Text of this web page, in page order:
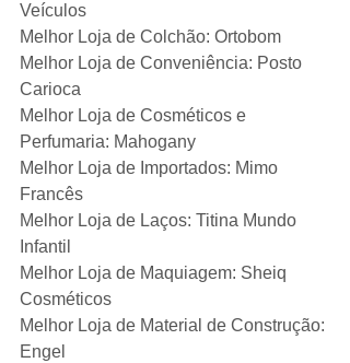
Veículos
Melhor Loja de Colchão: Ortobom
Melhor Loja de Conveniência: Posto
Carioca
Melhor Loja de Cosméticos e
Perfumaria: Mahogany
Melhor Loja de Importados: Mimo
Francês
Melhor Loja de Laços: Titina Mundo
Infantil
Melhor Loja de Maquiagem: Sheiq
Cosméticos
Melhor Loja de Material de Construção:
Engel